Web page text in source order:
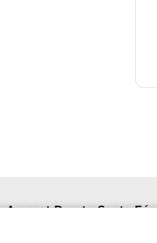
Aremat Puerto Santa Fé